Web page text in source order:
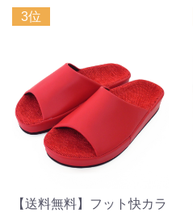
3位
【送料無料】フット快カラ